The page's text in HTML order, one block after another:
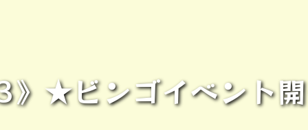
★ビンゴイベント